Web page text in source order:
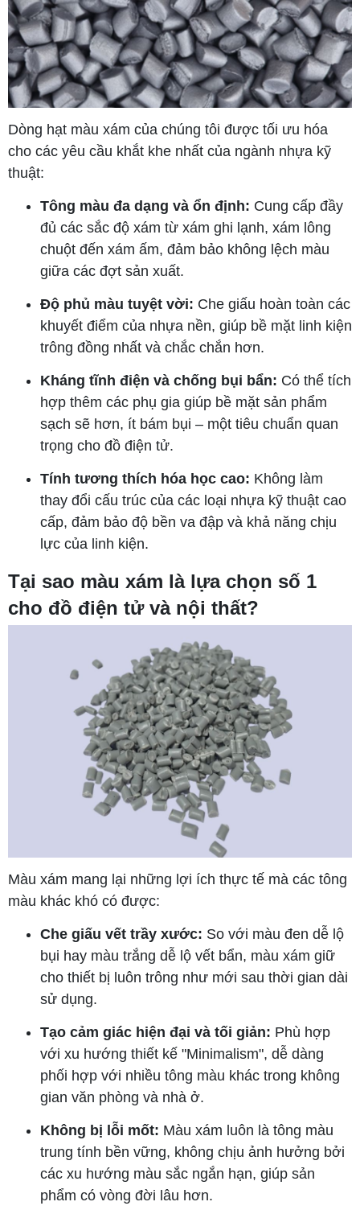
Dòng hạt màu xám của chúng tôi được tối ưu hóa
cho các yêu cầu khắt khe nhất của ngành nhựa kỹ
thuật:
Tông màu đa dạng và ổn định: Cung cấp đầy
đủ các sắc độ xám từ xám ghi lạnh, xám lông
chuột đến xám ấm, đảm bảo không lệch màu
giữa các đợt sản xuất.
Độ phủ màu tuyệt vời: Che giấu hoàn toàn các
khuyết điểm của nhựa nền, giúp bề mặt linh kiện
trông đồng nhất và chắc chắn hơn.
Kháng tĩnh điện và chống bụi bẩn: Có thể tích
hợp thêm các phụ gia giúp bề mặt sản phẩm
sạch sẽ hơn, ít bám bụi – một tiêu chuẩn quan
trọng cho đồ điện tử.
Tính tương thích hóa học cao: Không làm
thay đổi cấu trúc của các loại nhựa kỹ thuật cao
cấp, đảm bảo độ bền va đập và khả năng chịu
lực của linh kiện.
Tại sao màu xám là lựa chọn số 1
cho đồ điện tử và nội thất?
Màu xám mang lại những lợi ích thực tế mà các tông
màu khác khó có được:
Che giấu vết trầy xước: So với màu đen dễ lộ
bụi hay màu trắng dễ lộ vết bẩn, màu xám giữ
cho thiết bị luôn trông như mới sau thời gian dài
sử dụng.
Tạo cảm giác hiện đại và tối giản: Phù hợp
với xu hướng thiết kế "Minimalism", dễ dàng
phối hợp với nhiều tông màu khác trong không
gian văn phòng và nhà ở.
Không bị lỗi mốt: Màu xám luôn là tông màu
trung tính bền vững, không chịu ảnh hưởng bởi
các xu hướng màu sắc ngắn hạn, giúp sản
phẩm có vòng đời lâu hơn.